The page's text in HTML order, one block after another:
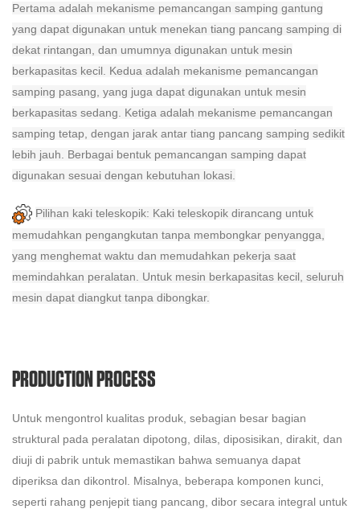
Pertama adalah mekanisme pemancangan samping gantung
yang dapat digunakan untuk menekan tiang pancang samping di
dekat rintangan, dan umumnya digunakan untuk mesin
berkapasitas kecil. Kedua adalah mekanisme pemancangan
samping pasang, yang juga dapat digunakan untuk mesin
berkapasitas sedang. Ketiga adalah mekanisme pemancangan
samping tetap, dengan jarak antar tiang pancang samping sedikit
lebih jauh. Berbagai bentuk pemancangan samping dapat
digunakan sesuai dengan kebutuhan lokasi.
Pilihan kaki teleskopik: Kaki teleskopik dirancang untuk
memudahkan pengangkutan tanpa membongkar penyangga,
yang menghemat waktu dan memudahkan pekerja saat
memindahkan peralatan. Untuk mesin berkapasitas kecil, seluruh
mesin dapat diangkut tanpa dibongkar.
PRODUCTION PROCESS
Untuk mengontrol kualitas produk, sebagian besar bagian
struktural pada peralatan dipotong, dilas, diposisikan, dirakit, dan
diuji di pabrik untuk memastikan bahwa semuanya dapat
diperiksa dan dikontrol. Misalnya, beberapa komponen kunci,
seperti rahang penjepit tiang pancang, dibor secara integral untuk